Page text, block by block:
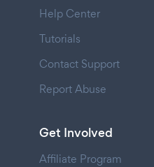
Help Center
Tutorials
Contact Support
Report Abuse
Get Involved
Affiliate Program